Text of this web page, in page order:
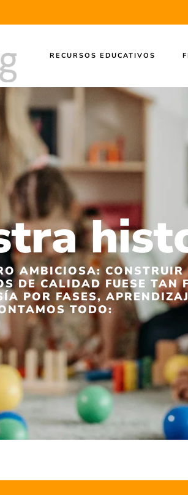
RECURSOS EDUCATIVOS
AMBICIOSA:
DE CALIDAD FUESE TAN
POR FASES,
TODO: